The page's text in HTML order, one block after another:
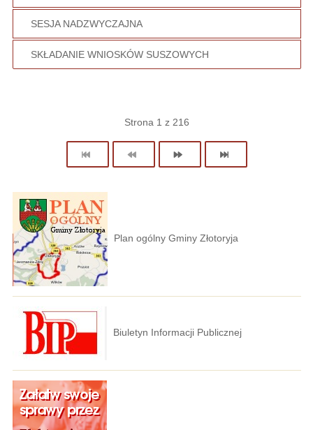
SESJA NADZWYCZAJNA
SKŁADANIE WNIOSKÓW SUSZOWYCH
Strona 1 z 216
Plan ogólny Gminy Złotoryja
Biuletyn Informacji Publicznej